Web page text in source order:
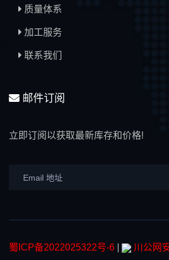
质量体系
加工服务
联系我们
邮件订阅
立即订阅以获取最新库存和价格!
蜀ICP备2022025322号-6 川公网